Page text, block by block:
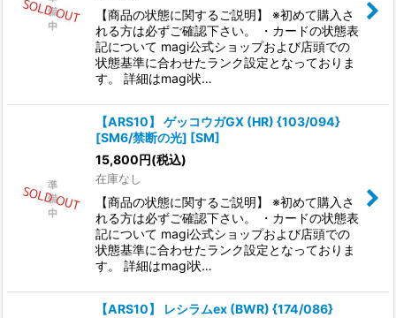
【商品の状態に関するご説明】 ※初めて購入さ
れる方は必ずご確認下さい。 ・カードの状態表
記について magi公式ショップおよび店頭での
状態基準に合わせたランク設定となっておりま
す。 詳細はmagi状…
【ARS10】 ゲッコウガGX (HR) {103/094}
[SM6/禁断の光] [SM]
15,800円(税込)
在庫なし
【商品の状態に関するご説明】 ※初めて購入さ
れる方は必ずご確認下さい。 ・カードの状態表
記について magi公式ショップおよび店頭での
状態基準に合わせたランク設定となっておりま
す。 詳細はmagi状…
【ARS10】 レシラムex (BWR) {174/086}